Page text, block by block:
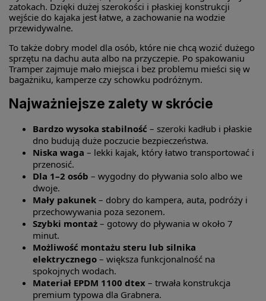
zatokach. Dzięki dużej szerokości i płaskiej konstrukcji
wejście do kajaka jest łatwe, a zachowanie na wodzie
przewidywalne.
To także dobry model dla osób, które nie chcą wozić dużego
sprzętu na dachu auta albo na przyczepie. Po spakowaniu
Tramper zajmuje mało miejsca i bez problemu mieści się w
bagażniku, kamperze czy schowku podróżnym.
Najważniejsze zalety w skrócie
Bardzo wysoka stabilność – szeroki kadłub i płaskie
dno budują duże poczucie bezpieczeństwa.
Niska waga – lekki kajak, który łatwo transportować i
przenosić.
Dla 1–2 osób – wygodny do pływania solo albo we
dwoje.
Mały pakunek – dobry do kampera, auta, podróży i
przechowywania poza sezonem.
Szybki montaż – gotowy do pływania w około 7
minut.
Możliwość montażu steru lub silnika
elektrycznego – większa funkcjonalność na
spokojnych wodach.
Materiał EPDM 1100 dtex – trwała konstrukcja
premium typowa dla Grabnera.